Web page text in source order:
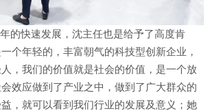
的快速发展，沈主任也是给予了高度肯
个年轻的，丰富朝气的科技型创新企业，
，我们的价值就是社会的价值，是一个放
效应做到了产业之中，做到了广大群众的
，就可以看到我们行业的发展及意义；她